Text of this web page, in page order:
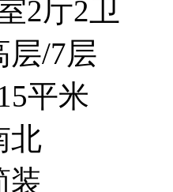
2厅2卫
层/7层
平米
北
装